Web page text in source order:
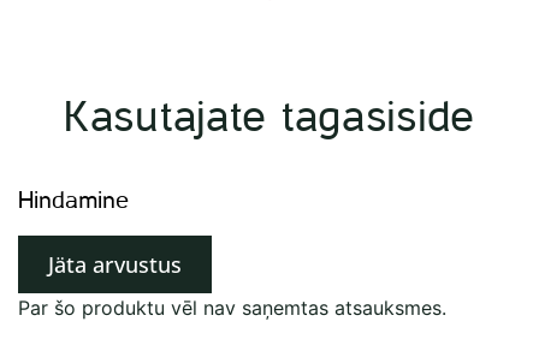
Kasutajate tagasiside
Hindamine
Jäta arvustus
Par šo produktu vēl nav saņemtas atsauksmes.